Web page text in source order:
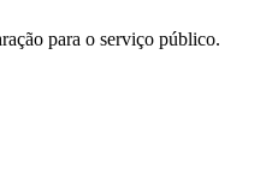
para o serviço público.